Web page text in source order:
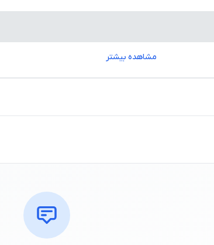
مشاهده بیشتر